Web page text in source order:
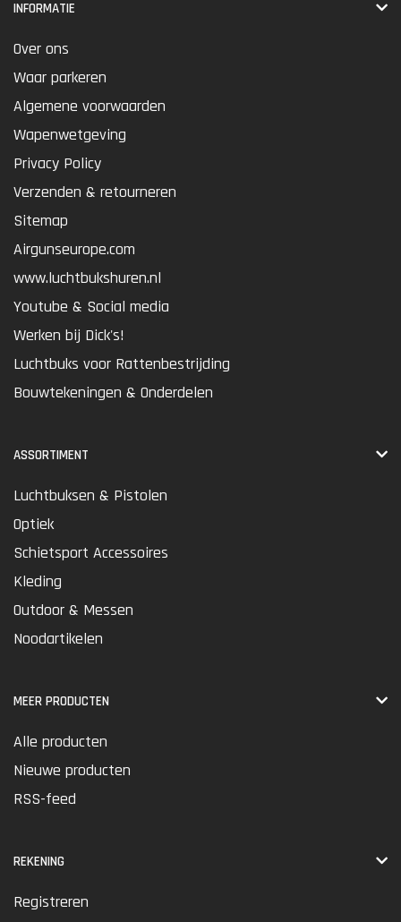
INFORMATIE
Over ons
Waar parkeren
Algemene voorwaarden
Wapenwetgeving
Privacy Policy
Verzenden & retourneren
Sitemap
Airgunseurope.com
www.luchtbukshuren.nl
Youtube & Social media
Werken bij Dick's!
Luchtbuks voor Rattenbestrijding
Bouwtekeningen & Onderdelen
ASSORTIMENT
Luchtbuksen & Pistolen
Optiek
Schietsport Accessoires
Kleding
Outdoor & Messen
Noodartikelen
MEER PRODUCTEN
Alle producten
Nieuwe producten
RSS-feed
REKENING
Registreren